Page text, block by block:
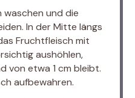
waschen und die
In der Mitte längs
Fruchtfleisch mit
aushöhlen,
von etwa 1 cm bleibt.
aufbewahren.